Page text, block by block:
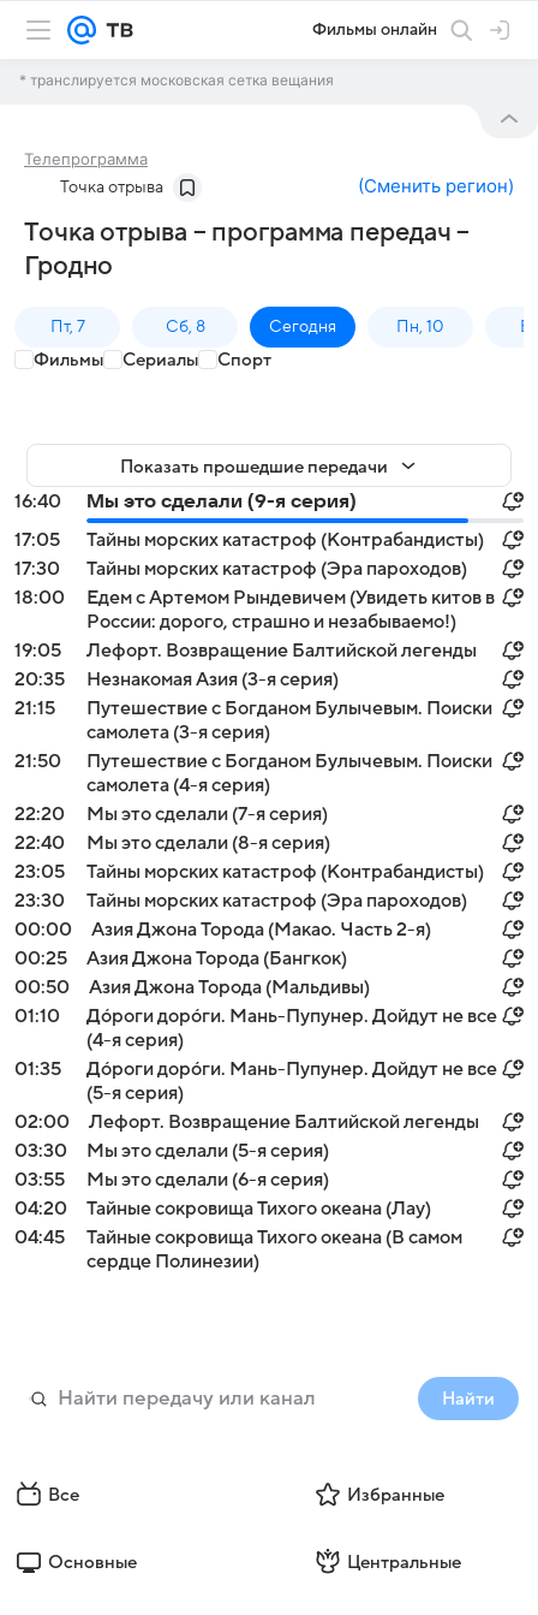
Фильмы онлайн
* транслируется московская сетка вещания
Телепрограмма
Точка отрыва (Сменить регион)
Точка отрыва – программа передач –
Гродно
Пт, 7 Сб, 8 Сегодня Пн, 10
Фильмы Сериалы Спорт
Показать прошедшие передачи
16:40
Мы это сделали (9-я серия)
17:05
Тайны морских катастроф (Контрабандисты)
17:30
Тайны морских катастроф (Эра пароходов)
18:00
Едем с Артемом Рындевичем (Увидеть китов в
России: дорого, страшно и незабываемо!)
19:05
Лефорт. Возвращение Балтийской легенды
20:35
Незнакомая Азия (3-я серия)
21:15
Путешествие с Богданом Булычевым. Поиски
самолета (3-я серия)
21:50
Путешествие с Богданом Булычевым. Поиски
самолета (4-я серия)
22:20
Мы это сделали (7-я серия)
22:40
Мы это сделали (8-я серия)
23:05
Тайны морских катастроф (Контрабандисты)
23:30
Тайны морских катастроф (Эра пароходов)
00:00
Азия Джона Торода (Макао. Часть 2-я)
00:25
Азия Джона Торода (Бангкок)
00:50
Азия Джона Торода (Мальдивы)
01:10
Дóроги дорóги. Мань-Пупунер. Дойдут не все
(4-я серия)
01:35
Дóроги дорóги. Мань-Пупунер. Дойдут не все
(5-я серия)
02:00
Лефорт. Возвращение Балтийской легенды
03:30
Мы это сделали (5-я серия)
03:55
Мы это сделали (6-я серия)
04:20
Тайные сокровища Тихого океана (Лау)
04:45
Тайные сокровища Тихого океана (В самом
сердце Полинезии)
Найти
Все Избранные
Основные Центральные